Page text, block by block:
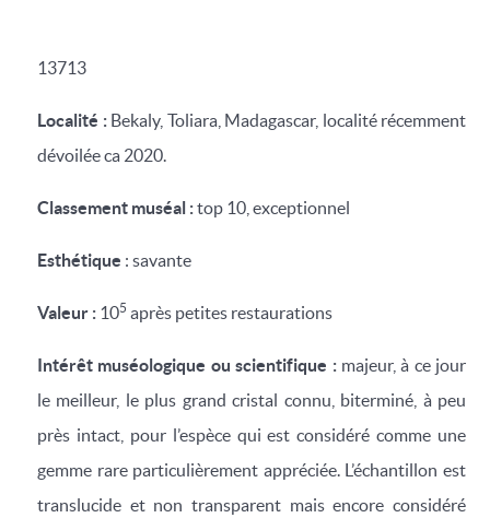
13713
Localité :Bekaly, Toliara, Madagascar, localité récemment
dévoilée ca 2020.
Classement muséal :top 10, exceptionnel
Esthétique : savante
Valeur : 105 après petites restaurations
Intérêt muséologique ou scientifique :majeur, à ce jour
le meilleur, le plus grand cristal connu, biterminé, à peu
près intact, pour l’espèce qui est considéré comme une
gemme rare particulièrement appréciée. L’échantillon est
translucide et non transparent mais encore considéré